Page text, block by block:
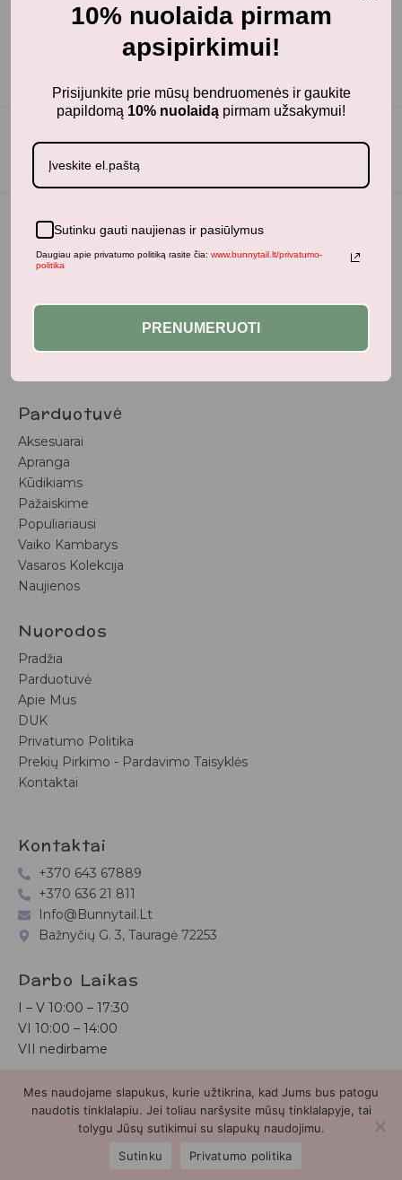
BunnyTail– vaikiškų prekių krautuvėlė, kurioje rasite
Parduotuvė
Aksesuarai
Apranga
Kūdikiams
Pažaiskime
Populiariausi
Vaiko Kambarys
Vasaros Kolekcija
Naujienos
Nuorodos
Pradžia
Parduotuvė
Apie Mus
DUK
Privatumo Politika
Prekių Pirkimo - Pardavimo Taisyklės
Kontaktai
Kontaktai
+370 643 67889
+370 636 21 811
Info@bunnytail.lt
Bažnyčių G. 3, Tauragė 72253
Darbo Laikas
I – V 10:00 – 17:30
VI 10:00 – 14:00
VII nedirbame
Bunnytail.lt| Copyright 2026 | Svetainė sukurtaMyra.lt
Mes naudojame slapukus, kurie užtikrina, kad Jums bus patogu
naudotis tinklalapiu. Jei toliau naršysite mūsų tinklalapyje, tai
tolygu Jūsų sutikimui su slapukų naudojimu.
Sutinku
Privatumo politika
10% nuolaida pirmam
apsipirkimui!
Prisijunkite prie mūsų bendruomenės ir gaukite
papildomą 10% nuolaidą pirmam užsakymui!
Sutinku gauti naujienas ir pasiūlymus
Daugiau apie privatumo politiką rasite čia: www.bunnytail.lt/privatumo-
politika
PRENUMERUOTI